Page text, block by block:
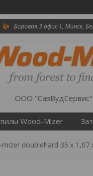
Боровая 3 офис 1, Минск,
ООО "СавВудСервис"
Wood-Mizer
doublehard 35 х 1,07